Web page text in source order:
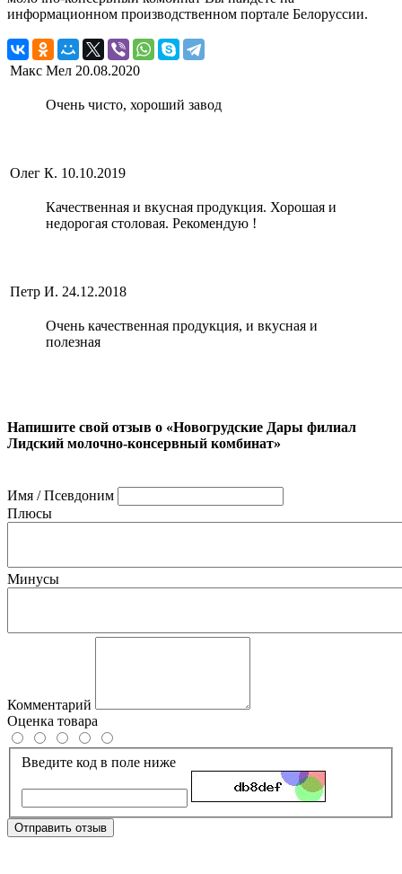
информационном производственном портале Белоруссии.
Макс Мел 20.08.2020
Очень чисто, хороший завод
Олег К. 10.10.2019
Качественная и вкусная продукция. Хорошая и
недорогая столовая. Рекомендую !
Петр И. 24.12.2018
Очень качественная продукция, и вкусная и
полезная
Напишите свой отзыв о «Новогрудские Дары филиал
Лидский молочно-консервный комбинат»
Имя / Псевдоним
Плюсы
Минусы
Комментарий
Оценка товара
Введите код в поле ниже
Отправить отзыв